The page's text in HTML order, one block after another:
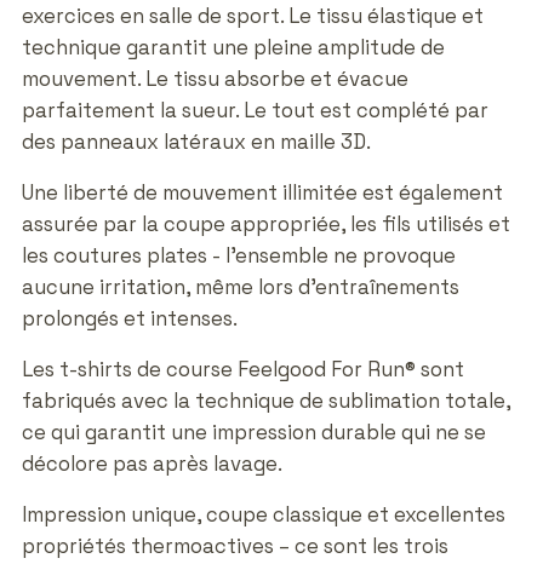
exercices en salle de sport. Le tissu élastique et
technique garantit une pleine amplitude de
mouvement. Le tissu absorbe et évacue
parfaitement la sueur. Le tout est complété par
des panneaux latéraux en maille 3D.
Une liberté de mouvement illimitée est également
assurée par la coupe appropriée, les fils utilisés et
les coutures plates - l'ensemble ne provoque
aucune irritation, même lors d'entraînements
prolongés et intenses.
Les t-shirts de course Feelgood For Run® sont
fabriqués avec la technique de sublimation totale,
ce qui garantit une impression durable qui ne se
décolore pas après lavage.
Impression unique, coupe classique et excellentes
propriétés thermoactives – ce sont les trois